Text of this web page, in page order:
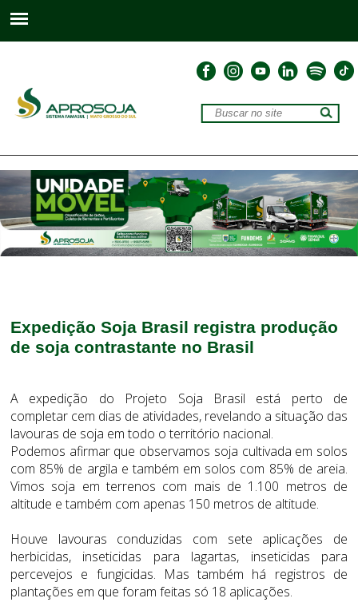
Expedição Soja Brasil registra produção
de soja contrastante no Brasil
A expedição do Projeto Soja Brasil está perto de
completar cem dias de atividades, revelando a situação das
lavouras de soja em todo o território nacional.
Podemos afirmar que observamos soja cultivada em solos
com 85% de argila e também em solos com 85% de areia.
Vimos soja em terrenos com mais de 1.100 metros de
altitude e também com apenas 150 metros de altitude.
Houve lavouras conduzidas com sete aplicações de
herbicidas, inseticidas para lagartas, inseticidas para
percevejos e fungicidas. Mas também há registros de
plantações em que foram feitas só 18 aplicações.